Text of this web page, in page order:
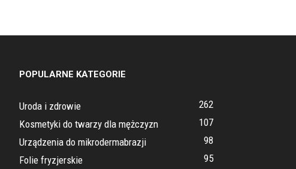
POPULARNE KATEGORIE
Uroda i zdrowie
262
Kosmetyki do twarzy dla mężczyzn
107
Urządzenia do mikrodermabrazji
98
Folie fryzjerskie
95